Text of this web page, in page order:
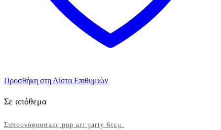
Προσθήκη στη Λίστα Επιθυμιών
Σε απόθεμα
Σαπουνόφουσκες pop art party 6τεμ.